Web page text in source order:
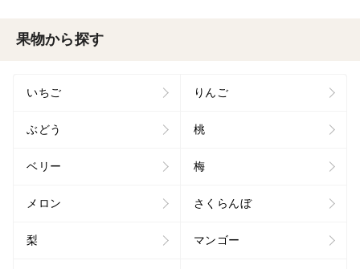
果物から探す
いちご りんご
ぶどう 桃
ベリー 梅
メロン さくらんぼ
梨 マンゴー